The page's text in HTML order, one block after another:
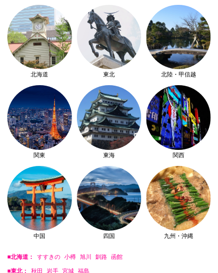
北海道 東北 北陸・甲信越
関東 東海 関西
中国 四国 九州・沖縄
■北海道： すすきの 小樽 旭川 釧路 函館
■東北： 秋田 岩手 宮城 福島